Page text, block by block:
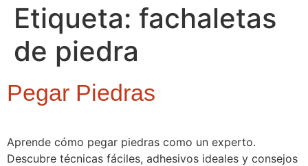
Etiqueta: fachaletas
de piedra
Pegar Piedras
Aprende cómo pegar piedras como un experto.
Descubre técnicas fáciles, adhesivos ideales y consejos